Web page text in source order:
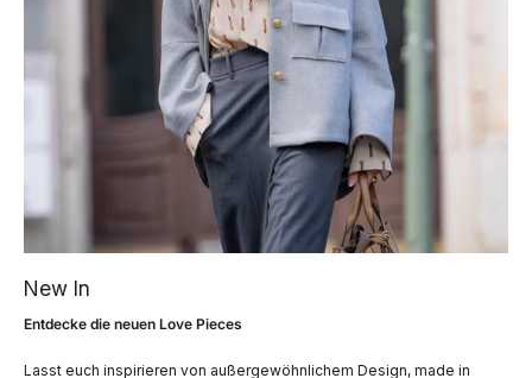
New In
Entdecke die neuen Love Pieces
Lasst euch inspirieren von außergewöhnlichem Design, made in